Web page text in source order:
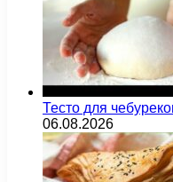
Тесто для
06.08.2026